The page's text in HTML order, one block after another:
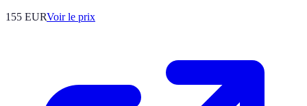
155 EURVoir le prix